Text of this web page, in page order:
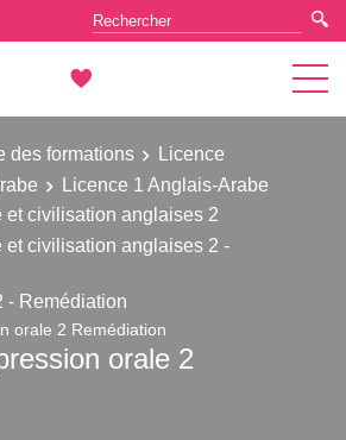
des formations
Licence
Licence 1 Anglais-Arabe
et civilisation anglaises 2
et civilisation anglaises 2 -
- Remédiation
orale 2 Remédiation
orale 2